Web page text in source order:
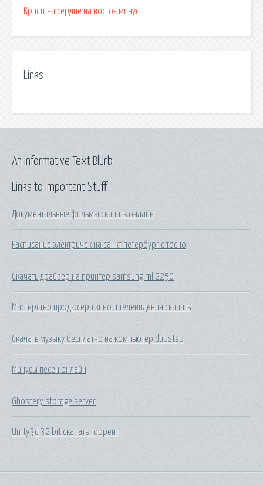
Кристина сердце на восток минус
Links
Links to Important Stuff
Документальные фильмы скачать онлайн
Расписание электричек на санкт петербург с тосно
Скачать драйвер на принтер samsung ml 2250
Мастерство продюсера кино и телевидения скачать
Скачать музыку бесплатно на компьютер dubstep
Минусы песен онлайн
Ghostery storage server
Unity3d 32 bit скачать торрент
An Informative Text Blurb